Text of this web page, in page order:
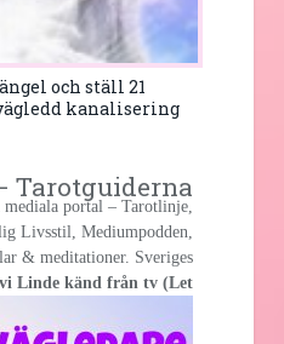
och ställ 21
kanalisering
Tarotguiderna
portal – Tarotlinje,
Livsstil, Mediumpodden,
& meditationer. Sveriges
Linde känd från tv (Let